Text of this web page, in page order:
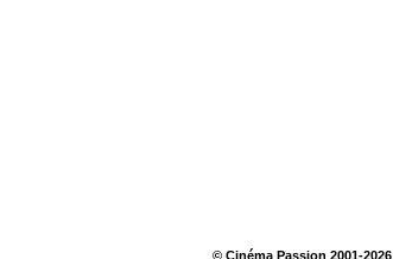
© Cinéma Passion 2001-2026